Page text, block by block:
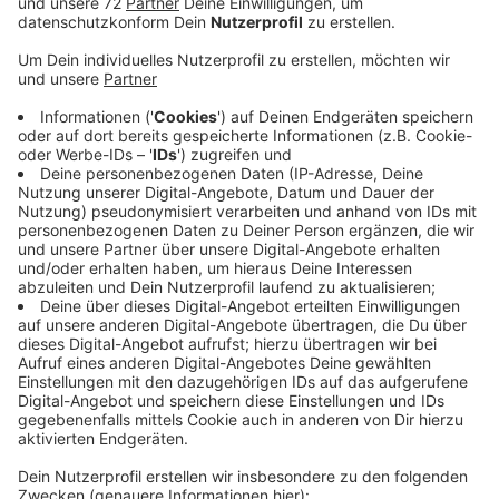
Anzeige
die Kinder erst im letzten Moment erkannt, sagt heute
Morgen die Polizei. Das war zu spät, um den Zug noch
anzuhalten. Der Zugführer konnte deshalb nicht
ausschließen, dass er vielleicht ein Kind überfahren
hätte oder sogar mehrere.
Polizei, Feuerwehr und Notarzt rückten mit einem
Großaufgebot an - viele von Ihnen in Dülmen haben die
vielen Blaulichter am Abend gesehen. Die
Einsatzkräfte haben die Gleise abgesucht.
Nach einer knappen Stunde dann die Entwarnung: Die
Polizei hat alle vier Kinder unverletzt gefunden und sie
knapp zwei Stunden wieder.